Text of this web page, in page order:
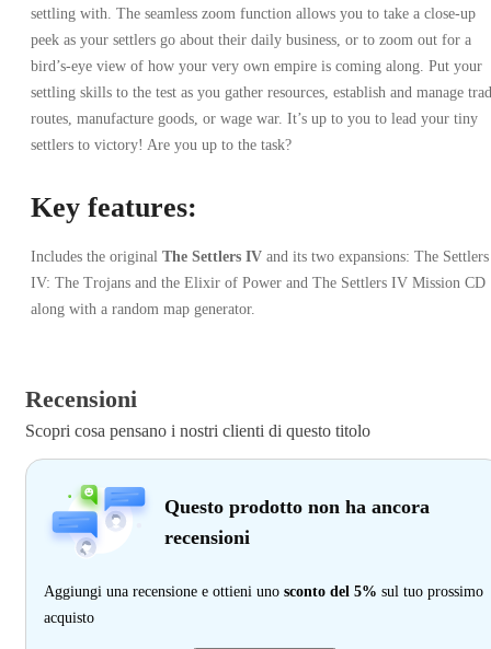
settling with. The seamless zoom function allows you to take a close-up
peek as your settlers go about their daily business, or to zoom out for a
bird’s-eye view of how your very own empire is coming along. Put your
settling skills to the test as you gather resources, establish and manage
routes, manufacture goods, or wage war. It’s up to you to lead your tiny
settlers to victory! Are you up to the task?
Key features:
Includes the original The Settlers IV and its two expansions: The Settlers
IV: The Trojans and the Elixir of Power and The Settlers IV Mission CD
along with a random map generator.
Recensioni
Scopri cosa pensano i nostri clienti di questo titolo
Questo prodotto non ha ancora
recensioni
Aggiungi una recensione e ottieni uno sconto del 5% sul tuo prossimo
acquisto